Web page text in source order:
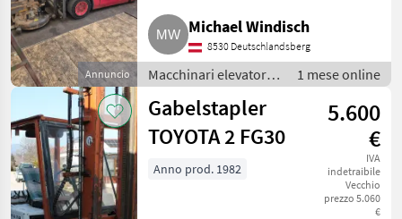
Annuncio
Michael Windisch
8530 Deutschlandsberg
Macchinari elevatori e
per magazzino /
Carrello elevatore
1 mese online
Gabelstapler
TOYOTA 2 FG30
5.600
€
IVA
indetraibile
Vecchio
prezzo 5.060
€
Anno prod. 1982